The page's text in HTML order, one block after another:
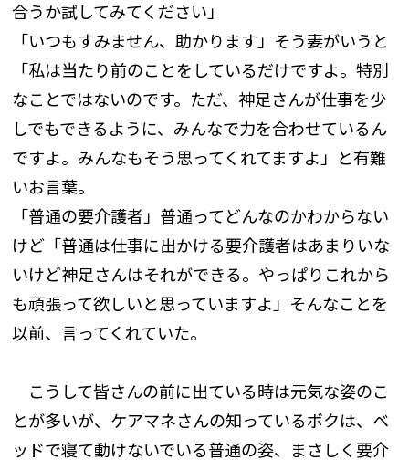
合うか試してみてください」
「いつもすみません、助かります」そう妻がいうと
「私は当たり前のことをしているだけですよ。特別
なことではないのです。ただ、神足さんが仕事を少
しでもできるように、みんなで力を合わせているん
ですよ。みんなもそう思ってくれてますよ」と有難
いお言葉。
「普通の要介護者」普通ってどんなのかわからない
けど「普通は仕事に出かける要介護者はあまりいな
いけど神足さんはそれができる。やっぱりこれから
も頑張って欲しいと思っていますよ」そんなことを
以前、言ってくれていた。
こうして皆さんの前に出ている時は元気な姿のこ
とが多いが、ケアマネさんの知っているボクは、ベ
ッドで寝て動けないでいる普通の姿、まさしく要介